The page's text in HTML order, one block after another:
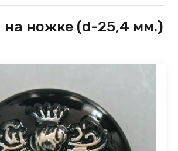
на ножке (d-25,4 мм.)